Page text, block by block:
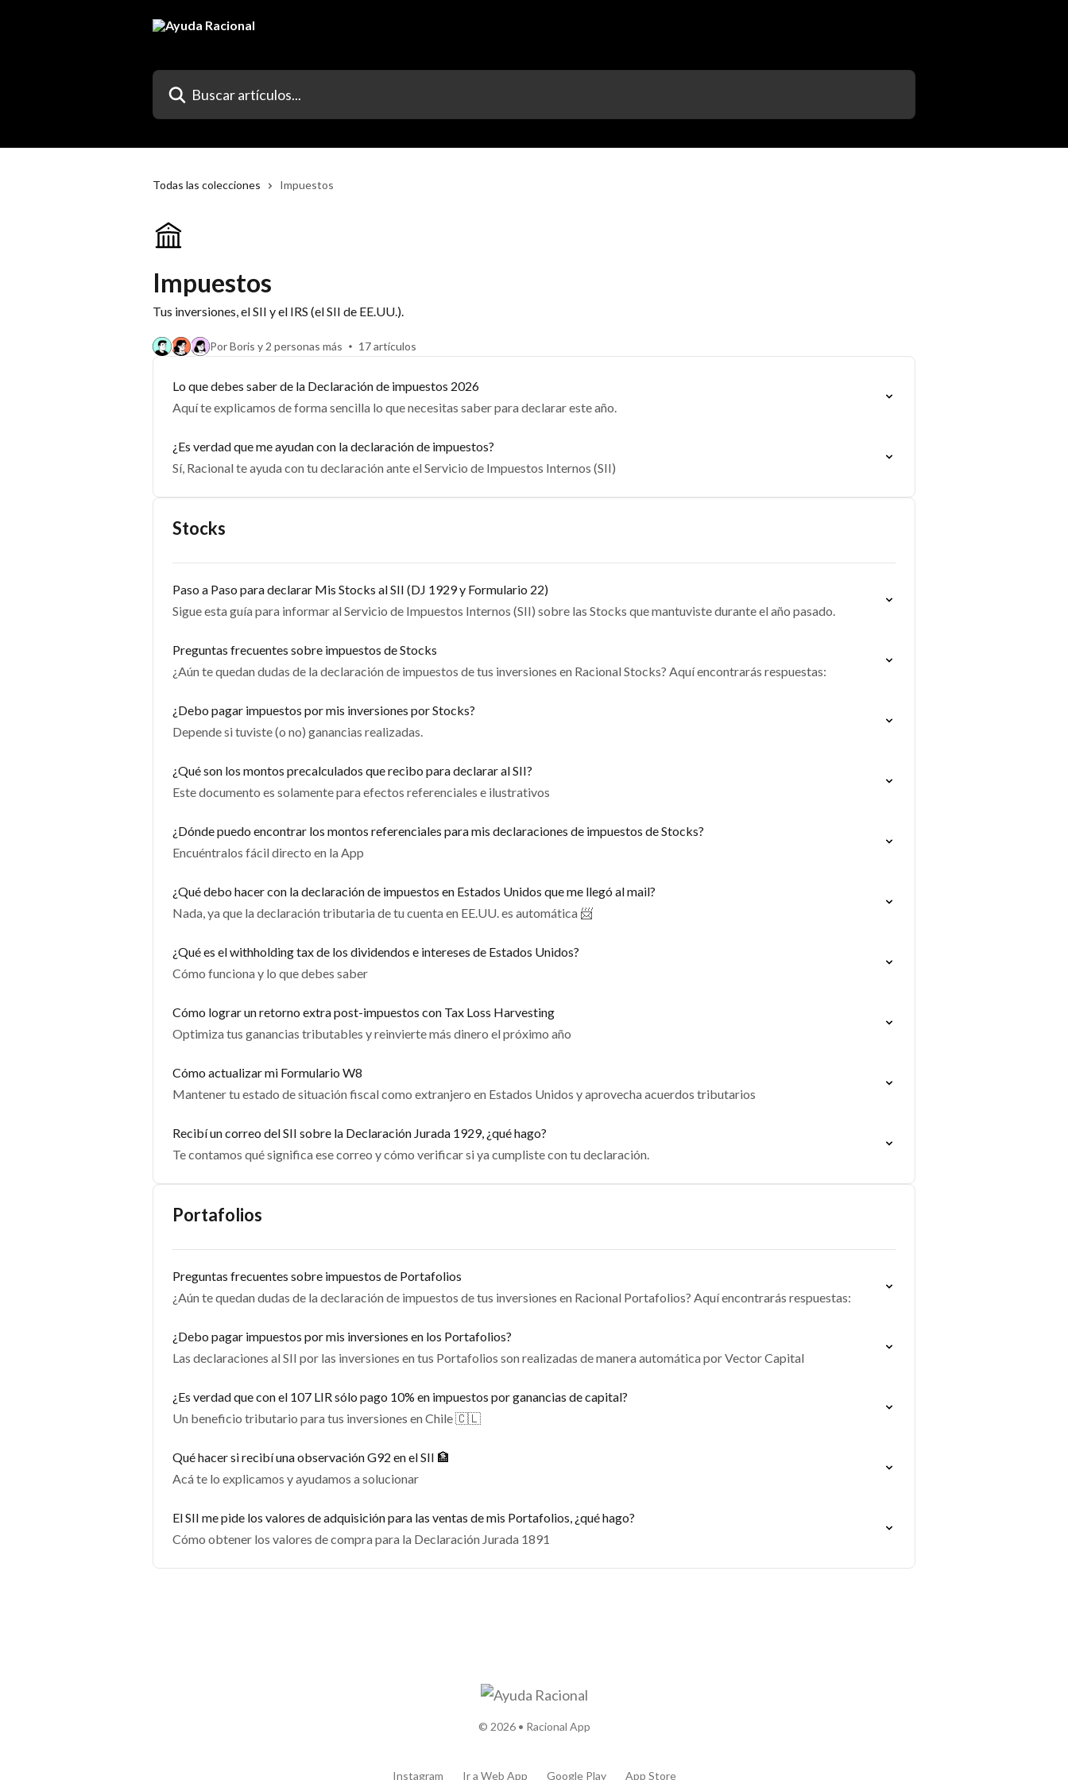
Buscar artículos...
Todas las colecciones Impuestos
Impuestos
Tus inversiones, el SII y el IRS (el SII de EE.UU.).
Por Boris y 2 personas más 17 artículos
Lo que debes saber de la Declaración de impuestos 2026
Aquí te explicamos de forma sencilla lo que necesitas saber para declarar este año.
¿Es verdad que me ayudan con la declaración de impuestos?
Sí, Racional te ayuda con tu declaración ante el Servicio de Impuestos Internos (SII)
Stocks
Paso a Paso para declarar Mis Stocks al SII (DJ 1929 y Formulario 22)
Sigue esta guía para informar al Servicio de Impuestos Internos (SII) sobre las Stocks que mantuviste durante el año pasado.
Preguntas frecuentes sobre impuestos de Stocks
¿Aún te quedan dudas de la declaración de impuestos de tus inversiones en Racional Stocks? Aquí encontrarás respuestas:
¿Debo pagar impuestos por mis inversiones por Stocks?
Depende si tuviste (o no) ganancias realizadas.
¿Qué son los montos precalculados que recibo para declarar al SII?
Este documento es solamente para efectos referenciales e ilustrativos
¿Dónde puedo encontrar los montos referenciales para mis declaraciones de impuestos de Stocks?
Encuéntralos fácil directo en la App
¿Qué debo hacer con la declaración de impuestos en Estados Unidos que me llegó al mail?
Nada, ya que la declaración tributaria de tu cuenta en EE.UU. es automática 📨
¿Qué es el withholding tax de los dividendos e intereses de Estados Unidos?
Cómo funciona y lo que debes saber
Cómo lograr un retorno extra post-impuestos con Tax Loss Harvesting
Optimiza tus ganancias tributables y reinvierte más dinero el próximo año
Cómo actualizar mi Formulario W8
Mantener tu estado de situación fiscal como extranjero en Estados Unidos y aprovecha acuerdos tributarios
Recibí un correo del SII sobre la Declaración Jurada 1929, ¿qué hago?
Te contamos qué significa ese correo y cómo verificar si ya cumpliste con tu declaración.
Portafolios
Preguntas frecuentes sobre impuestos de Portafolios
¿Aún te quedan dudas de la declaración de impuestos de tus inversiones en Racional Portafolios? Aquí encontrarás respuestas:
¿Debo pagar impuestos por mis inversiones en los Portafolios?
Las declaraciones al SII por las inversiones en tus Portafolios son realizadas de manera automática por Vector Capital
¿Es verdad que con el 107 LIR sólo pago 10% en impuestos por ganancias de capital?
Un beneficio tributario para tus inversiones en Chile 🇨🇱
Qué hacer si recibí una observación G92 en el SII 🏦
Acá te lo explicamos y ayudamos a solucionar
El SII me pide los valores de adquisición para las ventas de mis Portafolios, ¿qué hago?
Cómo obtener los valores de compra para la Declaración Jurada 1891
© 2026 • Racional App
Instagram Ir a Web App Google Play App Store